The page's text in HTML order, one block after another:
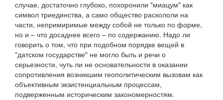
случае, достаточно глубоко, похоронили "миацум" как
символ триединства, а само общество раскололи на
части, непримиримые между собой не только по форме,
но и – что досаднее всего – по содержанию. Надо ли
говорить о том, что при подобном порядке вещей в
"датском государстве" не могло быть и речи о
серьезности, чуть ли не основательности в оказании
сопротивления возникшим геополитическим вызовам как
объективным экзистенциальным процессам,
подверженным историческим закономерностям.